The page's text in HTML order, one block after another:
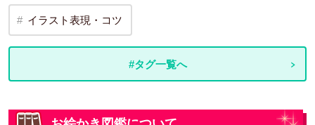
イラスト表現・コツ
#タグ一覧へ